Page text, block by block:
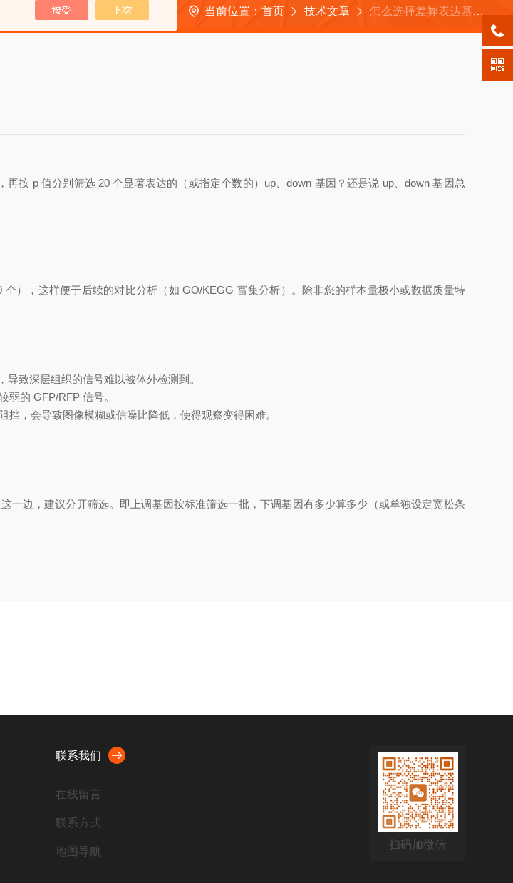
当前位置： 首页 技术文章 怎么选择差异表达基因的常见问题
按 p 值分别筛选 20 个显著表达的（或指定个数的）up、down 基因？还是说 up、down 基因总
），这样便于后续的对比分析（如 GO/KEGG 富集分析）。除非您的样本量极小或数据质量特
致深层组织的信号难以被体外检测到。
弱的 GFP/RFP 信号。
，会导致图像模糊或信噪比降低，使得观察变得困难。
一边，建议分开筛选。即上调基因按标准筛选一批，下调基因有多少算多少（或单独设定宽松条
联系我们
在线留言
联系方式
地图导航
扫码加微信